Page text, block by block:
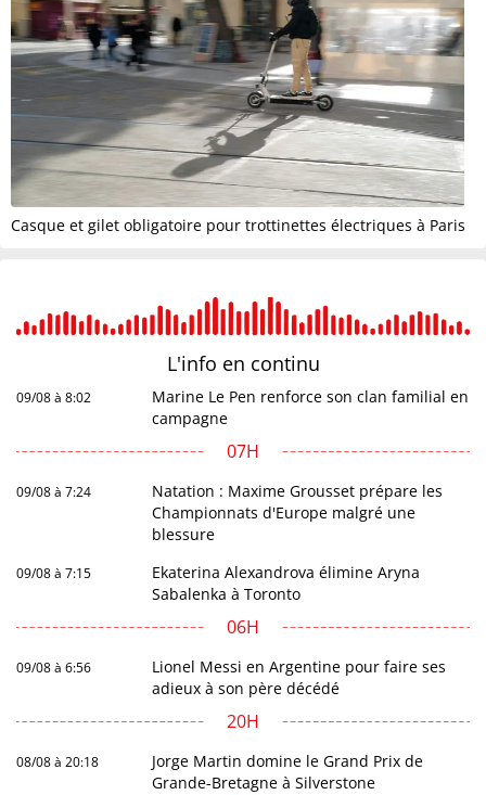
Casque et gilet obligatoire pour trottinettes électriques à Paris
L'info en continu
09/08 à 8:02
Marine Le Pen renforce son clan familial en
campagne
07H
09/08 à 7:24
Natation : Maxime Grousset prépare les
Championnats d'Europe malgré une
blessure
09/08 à 7:15
Ekaterina Alexandrova élimine Aryna
Sabalenka à Toronto
06H
09/08 à 6:56
Lionel Messi en Argentine pour faire ses
adieux à son père décédé
20H
08/08 à 20:18
Jorge Martin domine le Grand Prix de
Grande-Bretagne à Silverstone